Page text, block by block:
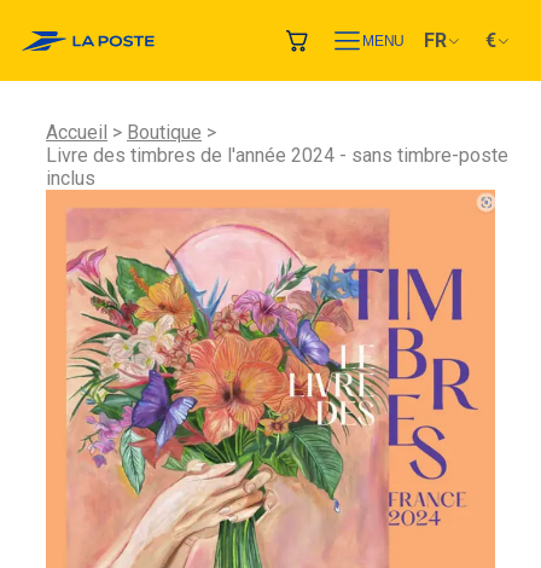
MENU FR €
Accueil
Boutique
Livre des timbres de l'année 2024 - sans timbre-poste
inclus